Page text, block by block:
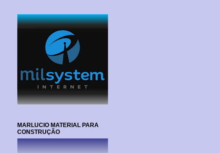
MARLUCIO MATERIAL PARA
CONSTRUÇÃO